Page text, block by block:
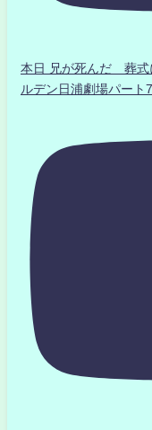
本日 兄が死んだ 葬
ルデン日浦劇場パート7